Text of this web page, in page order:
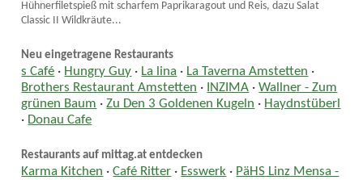
Hühnerfiletspieß mit scharfem Paprikaragout und Reis, dazu Salat
Classic II Wildkräute...
Neu eingetragene Restaurants
s Café · Hungry Guy · La lina · La Taverna Amstetten ·
Brothers Restaurant Amstetten · INZIMA ·Wallner - Zum
grünen Baum ·Zu Den 3 Goldenen Kugeln · Haydnstüberl
· Donau Cafe
Restaurants auf mittag.at entdecken
Karma Kitchen ·Café Ritter · Esswerk · PäHS Linz Mensa -